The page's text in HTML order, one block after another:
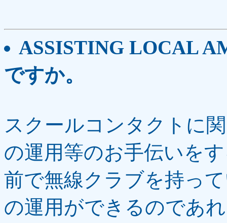
ASSISTING LOCAL
ですか。
スクールコンタクトに
の運用等のお手伝いを
前で無線クラブを持っ
の運用ができるのであ